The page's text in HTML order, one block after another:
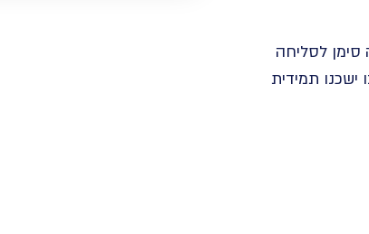
סימן לסליחה
תמידית